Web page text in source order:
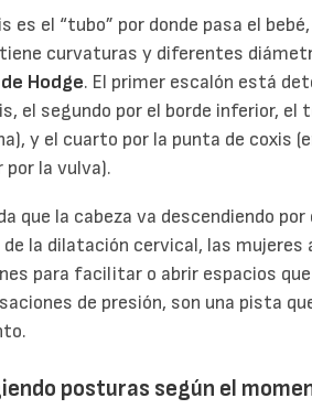
es el “tubo” por donde pasa el
curvaturas y diferentes
Hodge. El primer escalón está
el segundo por el borde inferior,
y el cuarto por la punta de coxis
por la vulva).
que la cabeza va descendiendo
de la dilatación cervical, las
para facilitar o abrir espacios
de presión, son una pista
posturas según el